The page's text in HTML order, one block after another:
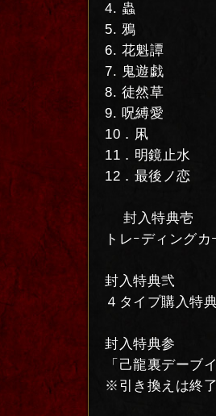
4. 蟲
5. 鴉
6. 花魁譚
7. 鬼遊戯
8. 徒然草
9. 呪縛愛
10．凩
11．明鏡止水
12．最後ノ恋
封入特典壱
トレｰディング
封入特典弐
４タイプ購入特
封入特典参
「己龍裏デーブ
※引き換えは終